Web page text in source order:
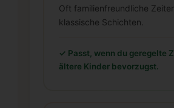
Oft familienfreundliche
klassische Schichten.
✓ Passt, wenn du geregelte
ältere Kinder bevorzugst.